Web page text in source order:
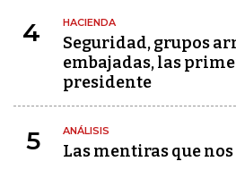
4 HACIENDA
Seguridad, grupos
embajadas, las
presidente
5 ANÁLISIS
Las mentiras que